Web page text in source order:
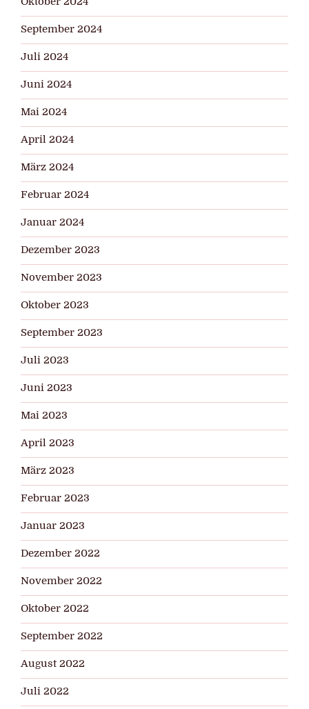
September 2024
Juli 2024
Juni 2024
Mai 2024
April 2024
März 2024
Februar 2024
Januar 2024
Dezember 2023
November 2023
Oktober 2023
September 2023
Juli 2023
Juni 2023
Mai 2023
April 2023
März 2023
Februar 2023
Januar 2023
Dezember 2022
November 2022
Oktober 2022
September 2022
August 2022
Juli 2022